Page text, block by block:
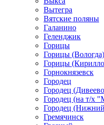
Вытегра
Вятские поляны
Галанино
Геленджик
Горицы
Горицы (Вологда)
Горицы
Горнокнязевск
Городец
Городец
Городец (на т/х
Городец
Гремячинск